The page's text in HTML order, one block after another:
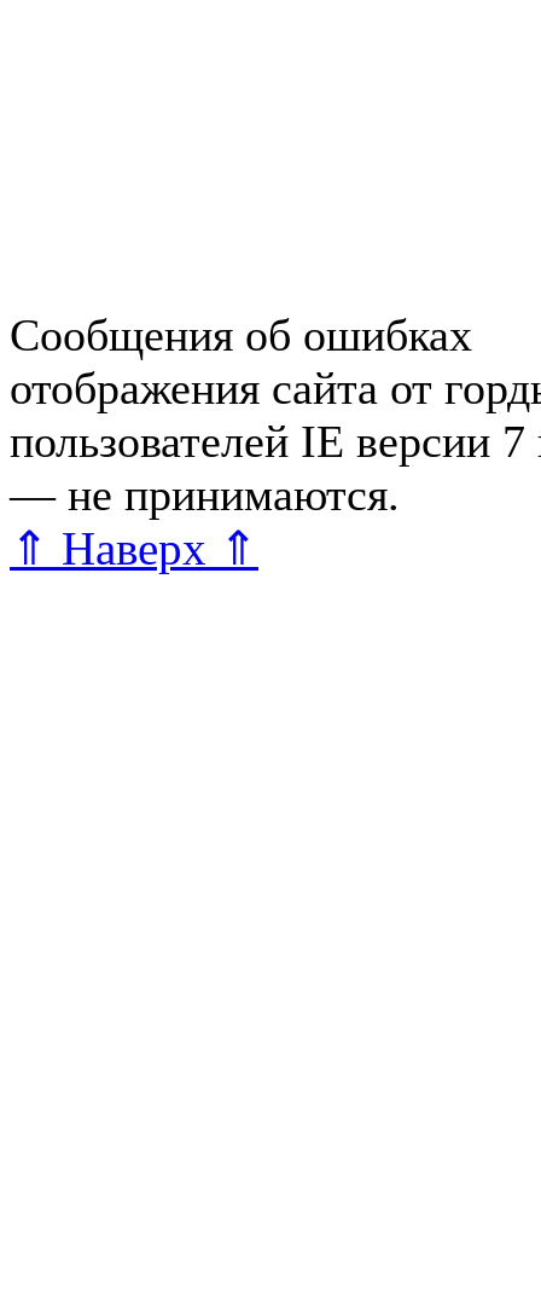
Сообщения об ошибках
отображения сайта от
пользователей IE версии
— не принимаются.
⇑ Наверх ⇑